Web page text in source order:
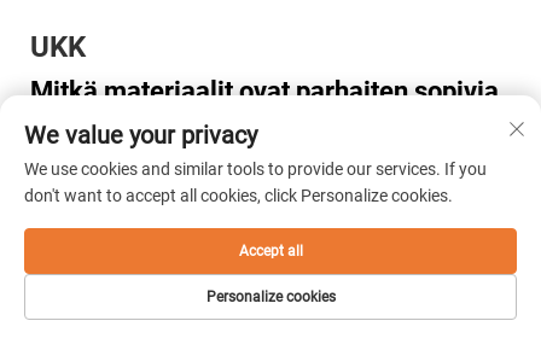
UKK
Mitkä materiaalit ovat parhaiten sopivia
pienien reikien poraamiseen?
Pienien reikien poraaminen voidaan suorittaa
onnistuneesti laajalle valikoimalle materiaaleja, ja
ominaisuuksista. Metalleja, kuten alumiinia,
ruostumatonta terästä ja titaaniseoksia, porataan
yleisesti elektroden purkausmenetelmällä (EDM) tai
We value your privacy
We use cookies and similar tools to provide our services. If you
don't want to accept all cookies, click Personalize cookies.
Personalize cookies
Accept all